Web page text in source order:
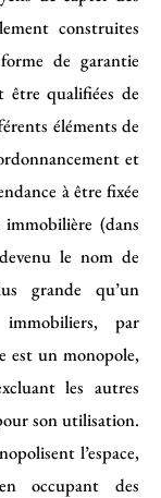
construites
de garantie
être qualifiées de
éléments de
et
à être fixée
(dans
le nom de
grande qu’un
par
est un monopole,
les autres
son utilisation.
l’espace,
occupant des